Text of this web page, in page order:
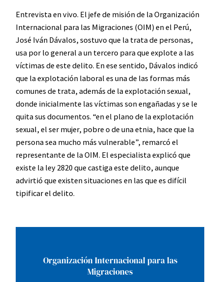
Entrevista en vivo. El jefe de misión de la Organización
Internacional para las Migraciones (OIM) en el Perú,
José Iván Dávalos, sostuvo que la trata de personas,
usa por lo general a un tercero para que explote a las
víctimas de este delito. En ese sentido, Dávalos indicó
que la explotación laboral es una de las formas más
comunes de trata, además de la explotación sexual,
donde inicialmente las víctimas son engañadas y se le
quita sus documentos. “en el plano de la explotación
sexual, el ser mujer, pobre o de una etnia, hace que la
persona sea mucho más vulnerable”, remarcó el
representante de la OIM. El especialista explicó que
existe la ley 2820 que castiga este delito, aunque
advirtió que existen situaciones en las que es difícil
tipificar el delito.
Organización Internacional para las
Migraciones